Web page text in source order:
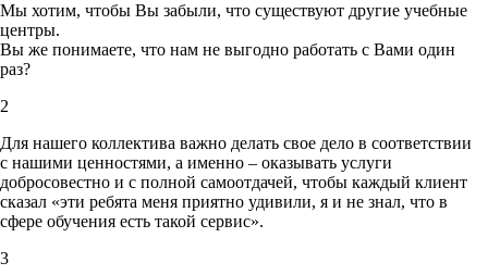
Мы хотим, чтобы Вы забыли, что существуют другие учебные
центры.
Вы же понимаете, что нам не выгодно работать с Вами один
раз?
2
Для нашего коллектива важно делать свое дело в соответствии
с нашими ценностями, а именно – оказывать услуги
добросовестно и с полной самоотдачей, чтобы каждый клиент
сказал «эти ребята меня приятно удивили, я и не знал, что в
сфере обучения есть такой сервис».
3